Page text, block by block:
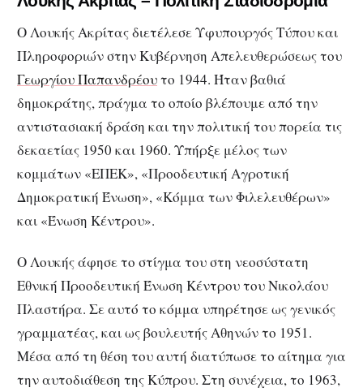
Ο Λουκής Ακρίτας διετέλεσε Υφυπουργός Τύπου και
Πληροφοριών στην Κυβέρνηση Απελευθερώσεως του
Γεωργίου Παπανδρέουτο 1944. Ήταν βαθιά
δημοκράτης, πράγμα το οποίο βλέπουμε από την
αντιστασιακή δράση και την πολιτική του πορεία τις
δεκαετίας 1950 και 1960. Υπήρξε μέλος των
κομμάτων «ΕΠΕΚ», «Προοδευτική Αγροτική
Δημοκρατική Ένωση», «Κόμμα των Φιλελευθέρων»
και «Ένωση Κέντρου».
Ο Λουκής άφησε το στίγμα του στη νεοσύστατη
Εθνική Προοδευτική Ένωση Κέντρου του Νικολάου
Πλαστήρα. Σε αυτό το κόμμα υπηρέτησε ως γενικός
γραμματέας, και ως βουλευτής Αθηνών το 1951.
Μέσα από τη θέση του αυτή διατύπωσε το αίτημα για
την αυτοδιάθεση της Κύπρου. Στη συνέχεια, το 1963,